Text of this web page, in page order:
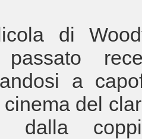
di
a
del
dalla